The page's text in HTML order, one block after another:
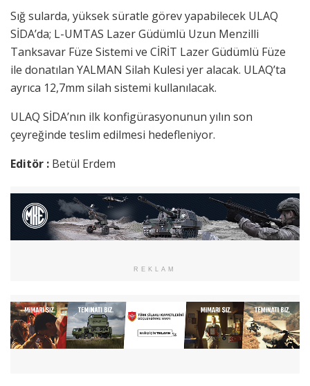
Sığ sularda, yüksek süratle görev yapabilecek ULAQ
SİDA’da; L-UMTAS Lazer Güdümlü Uzun Menzilli
Tanksavar Füze Sistemi ve CİRİT Lazer Güdümlü Füze
ile donatılan YALMAN Silah Kulesi yer alacak. ULAQ’ta
ayrıca 12,7mm silah sistemi kullanılacak.
ULAQ SİDA’nın ilk konfigürasyonunun yılın son
çeyreğinde teslim edilmesi hedefleniyor.
Editör : Betül Erdem
REKLAM